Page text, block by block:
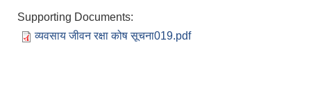
Supporting Documents:
व्यवसाय जीवन रक्षा कोष सूचना019.pdf